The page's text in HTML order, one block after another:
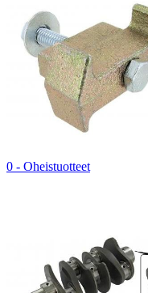
0 - Oheistuotteet